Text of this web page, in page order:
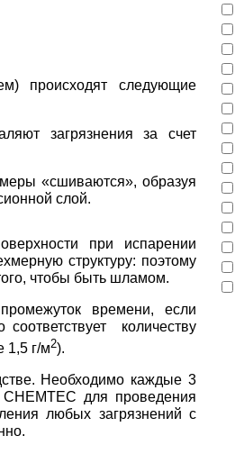
происходят следующие
загрязнения за счет
«сшиваются», образуя
слой.
при испарении
структуру: поэтому
чтобы быть шламом.
времени, если
количеству
1,5 г/м2).
Необходимо каждые 3
для проведения
любых загрязнений с